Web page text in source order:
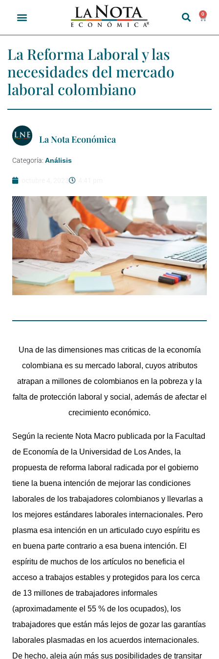
0
La Reforma Laboral y las
necesidades del mercado
laboral colombiano
La Nota Económica
Categoría: Análisis
Una de las dimensiones mas criticas de la economía
colombiana es su mercado laboral, cuyos atributos
atrapan a millones de colombianos en la pobreza y la
falta de protección laboral y social, además de afectar el
crecimiento económico.
Según la reciente Nota Macro publicada por la Facultad
de Economía de la Universidad de Los Andes, la
propuesta de reforma laboral radicada por el gobierno
tiene la buena intención de mejorar las condiciones
laborales de los trabajadores colombianos y llevarlas a
los mejores estándares laborales internacionales. Pero
plasma esa intención en un articulado cuyo espíritu es
en buena parte contrario a esa buena intención. El
espíritu de muchos de los artículos no beneficia el
acceso a trabajos estables y protegidos para los cerca
de 13 millones de trabajadores informales
(aproximadamente el 55 % de los ocupados), los
trabajadores que están más lejos de gozar las garantías
laborales plasmadas en los acuerdos internacionales.
De hecho, aleja aún más sus posibilidades de transitar